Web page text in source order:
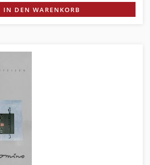
IN DEN WARENKORB